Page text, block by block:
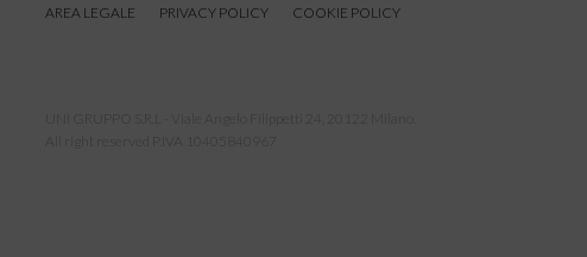
AREA LEGALE PRIVACY POLICY COOKIE POLICY